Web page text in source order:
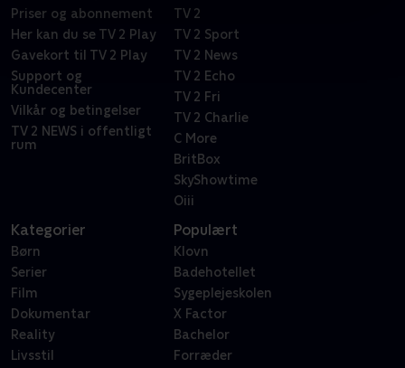
Priser og abonnement
Her kan du se TV 2 Play
Gavekort til TV 2 Play
Support og
Kundecenter
Vilkår og betingelser
TV 2 NEWS i offentligt
rum
TV 2
TV 2 Sport
TV 2 News
TV 2 Echo
TV 2 Fri
TV 2 Charlie
C More
BritBox
SkyShowtime
Oiii
Kategorier
Børn
Serier
Film
Dokumentar
Reality
Livsstil
Populært
Klovn
Badehotellet
Sygeplejeskolen
X Factor
Bachelor
Forræder